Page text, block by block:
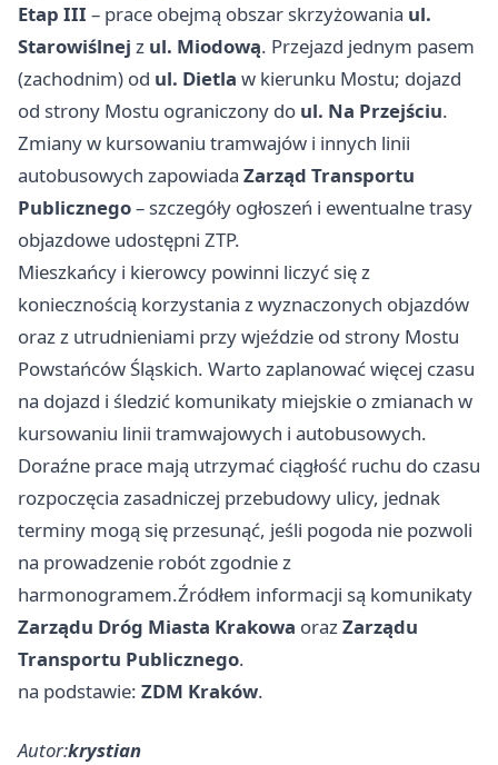
Etap III – prace obejmą obszar skrzyżowania ul.
Starowiślnej z ul. Miodową. Przejazd jednym pasem
(zachodnim) od ul. Dietla w kierunku Mostu; dojazd
od strony Mostu ograniczony do ul. Na Przejściu.
Zmiany w kursowaniu tramwajów i innych linii
autobusowych zapowiada Zarząd Transportu
Publicznego– szczegóły ogłoszeń i ewentualne trasy
objazdowe udostępni ZTP.
Mieszkańcy i kierowcy powinni liczyć się z
koniecznością korzystania z wyznaczonych objazdów
oraz z utrudnieniami przy wjeździe od strony Mostu
Powstańców Śląskich. Warto zaplanować więcej czasu
na dojazd i śledzić komunikaty miejskie o zmianach w
kursowaniu linii tramwajowych i autobusowych.
Doraźne prace mają utrzymać ciągłość ruchu do czasu
rozpoczęcia zasadniczej przebudowy ulicy, jednak
terminy mogą się przesunąć, jeśli pogoda nie pozwoli
na prowadzenie robót zgodnie z
harmonogramem.Źródłem informacji są komunikaty
Zarządu Dróg Miasta Krakowa orazZarządu
Transportu Publicznego.
na podstawie: ZDM Kraków.
Autor:krystian